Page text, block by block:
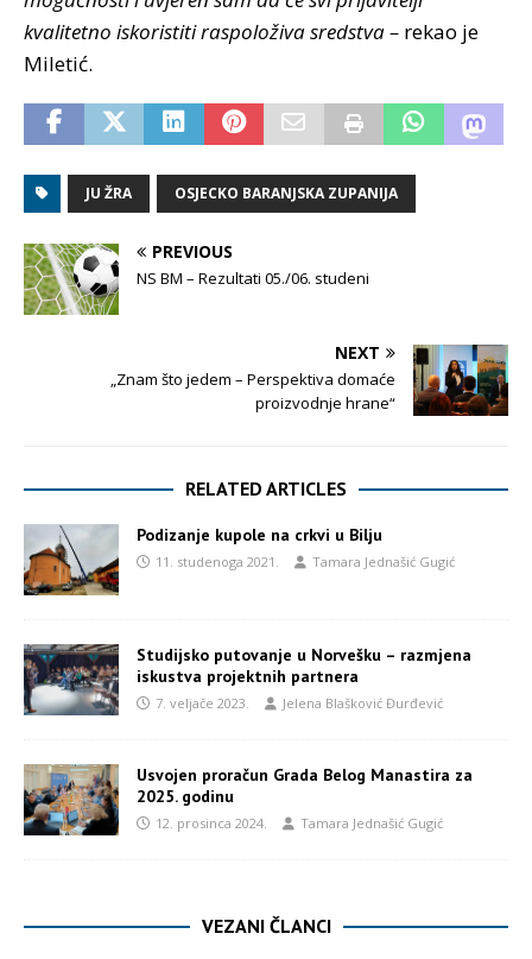
kvalitetno iskoristiti raspoloživa sredstva – rekao je
Miletić.
JU ŽRA OSJECKO BARANJSKA ZUPANIJA
PREVIOUS
NS BM – Rezultati 05./06. studeni
NEXT
„Znam što jedem – Perspektiva domaće
proizvodnje hrane“
RELATED ARTICLES
Podizanje kupole na crkvi u Bilju
11. studenoga 2021. Tamara Jednašić Gugić
Studijsko putovanje u Norvešku – razmjena
iskustva projektnih partnera
7. veljače 2023. Jelena Blašković Đurđević
Usvojen proračun Grada Belog Manastira za
2025. godinu
12. prosinca 2024. Tamara Jednašić Gugić
VEZANI ČLANCI